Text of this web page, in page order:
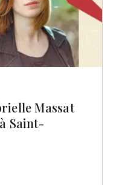
Massat
Saint-